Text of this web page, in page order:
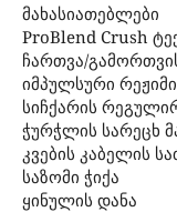
მახასიათებლები
ProBlend Crush
ჩართვა/
იმპულსური რეჟიმი
სიჩქარის
ჭურჭლის სარეცხ
კვების კაბელის
საზომი ჭიქა
ყინულის დანა